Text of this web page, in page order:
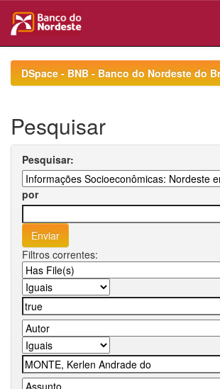
navigationDSpace - BNB - Banco do Nordeste do
Pesquisar
Pesquisar:
por
Filtros correntes: